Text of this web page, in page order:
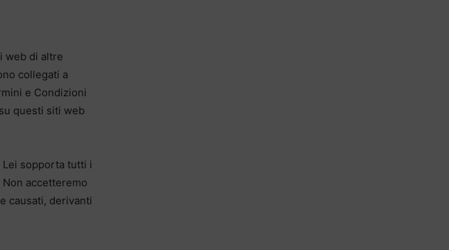
web di altre
collegati a
e Condizioni
questi siti web
sopporta tutti i
accetteremo
causati, derivanti